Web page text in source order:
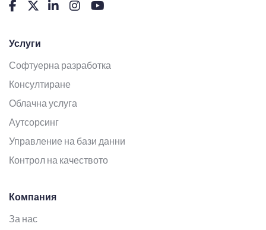
Услуги
Софтуерна разработка
Консултиране
Облачна услуга
Аутсорсинг
Управление на бази данни
Контрол на качеството
Компания
За нас